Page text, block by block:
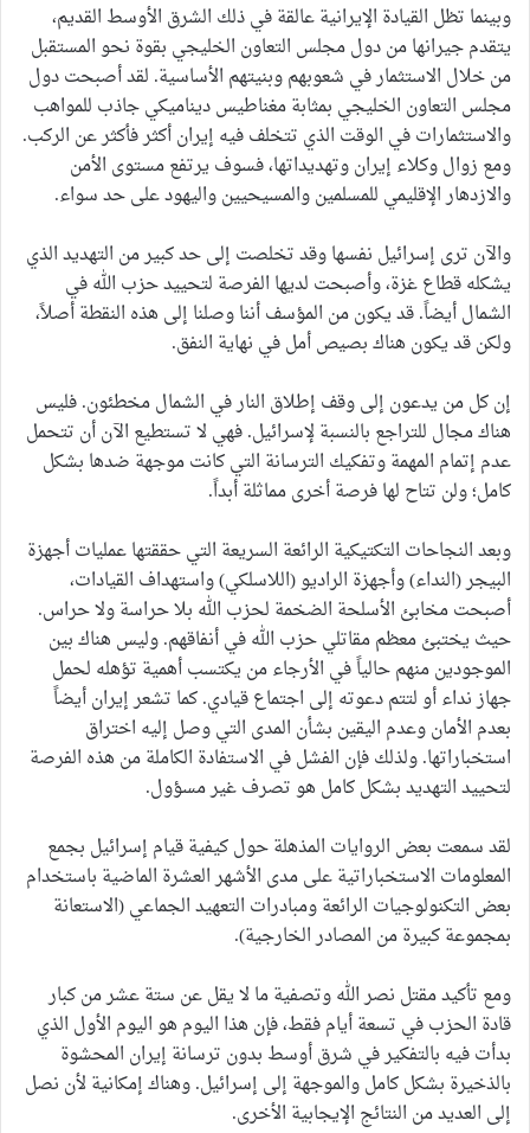
وبينما تظل القيادة الإيرانية عالقة في ذلك الشرق الأوسط القديم،
يتقدم جيرانها من دول مجلس التعاون الخليجي بقوة نحو المستقبل
من خلال الاستثمار في شعوبهم وبنيتهم ​​الأساسية. لقد أصبحت دول
مجلس التعاون الخليجي بمثابة مغناطيس ديناميكي جاذب للمواهب
والاستثمارات في الوقت الذي تتخلف فيه إيران أكثر فأكثر عن الركب.
ومع زوال وكلاء إيران وتهديداتها، فسوف يرتفع مستوى الأمن
والازدهار الإقليمي للمسلمين والمسيحيين واليهود على حد سواء.
والآن ترى إسرائيل نفسها وقد تخلصت إلى حد كبير من التهديد الذي
يشكله قطاع غزة، وأصبحت لديها الفرصة لتحييد حزب الله في
الشمال أيضاً. قد يكون من المؤسف أننا وصلنا إلى هذه النقطة أصلاً،
ولكن قد يكون هناك بصيص أمل في نهاية النفق.
إن كل من يدعون إلى وقف إطلاق النار في الشمال مخطئون. فليس
هناك مجال للتراجع بالنسبة لإسرائيل. فهي لا تستطيع الآن أن تتحمل
عدم إتمام المهمة وتفكيك الترسانة التي كانت موجهة ضدها بشكل
كامل؛ ولن تتاح لها فرصة أخرى مماثلة أبداً.
وبعد النجاحات التكتيكية الرائعة السريعة التي حققتها عمليات أجهزة
البيجر (النداء) وأجهزة الراديو (اللاسلكي) واستهداف القيادات،
أصبحت مخابئ الأسلحة الضخمة لحزب الله بلا حراسة ولا حراس.
حيث يختبئ معظم مقاتلي حزب الله في أنفاقهم. وليس هناك بين
الموجودين منهم حالياً في الأرجاء من يكتسب أهمية تؤهله لحمل
جهاز نداء أو لتتم دعوته إلى اجتماع قيادي. كما تشعر إيران أيضاً
بعدم الأمان وعدم اليقين بشأن المدى التي وصل إليه اختراق
استخباراتها. ولذلك فإن الفشل في الاستفادة الكاملة من هذه الفرصة
لتحييد التهديد بشكل كامل هو تصرف غير مسؤول.
لقد سمعت بعض الروايات المذهلة حول كيفية قيام إسرائيل بجمع
المعلومات الاستخباراتية على مدى الأشهر العشرة الماضية باستخدام
بعض التكنولوجيات الرائعة ومبادرات التعهيد الجماعي (الاستعانة
بمجموعة كبيرة من المصادر الخارجية).
ومع تأكيد مقتل نصر الله وتصفية ما لا يقل عن ستة عشر من كبار
قادة الحزب في تسعة أيام فقط، فإن هذا اليوم هو اليوم الأول الذي
بدأت فيه بالتفكير في شرق أوسط بدون ترسانة إيران المحشوة
بالذخيرة بشكل كامل والموجهة إلى إسرائيل. وهناك إمكانية لأن نصل
إلى العديد من النتائج الإيجابية الأخرى.